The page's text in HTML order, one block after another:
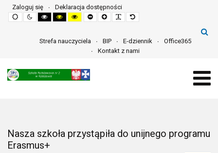
Zaloguj się
Deklaracja dostępności
Default
mode
Night
mode
High
contrast
mode
High
contrast
mode
High
contrast
mode
Set
smaller
Set
larger
Make
font
Set
default
Strefa nauczyciela
BIP E-dziennik
Office365
Kontakt z nami
Nasza szkoła przystąpiła do unijnego programu
Erasmus+